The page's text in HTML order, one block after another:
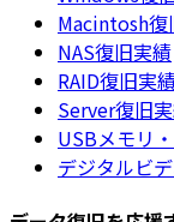
Macintosh復
NAS復旧実績
RAID復旧実
Server復旧
USBメモリ
デジタルビ